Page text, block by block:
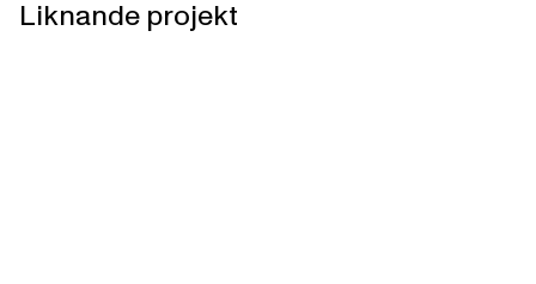
Liknande projekt